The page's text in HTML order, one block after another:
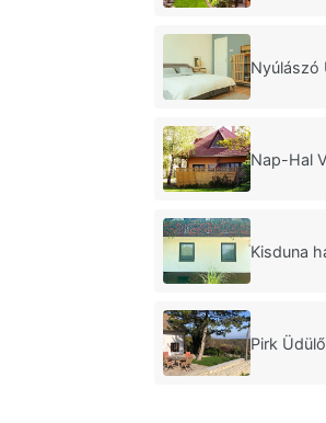
Nyúlászó
Nap-Hal
Kisduna
Pirk